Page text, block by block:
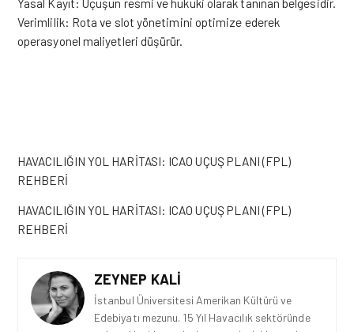
Verimlilik: Rota ve slot yönetimini optimize ederek
operasyonel maliyetleri düşürür.
HAVACILIĞIN YOL HARİTASI: ICAO UÇUŞ PLANI (FPL)
REHBERİ
HAVACILIĞIN YOL HARİTASI: ICAO UÇUŞ PLANI (FPL)
REHBERİ
ZEYNEP KALI
İstanbul Üniversitesi Amerikan Kültürü ve
Edebiyatı mezunu. 15 Yıl Havacılık sektöründe